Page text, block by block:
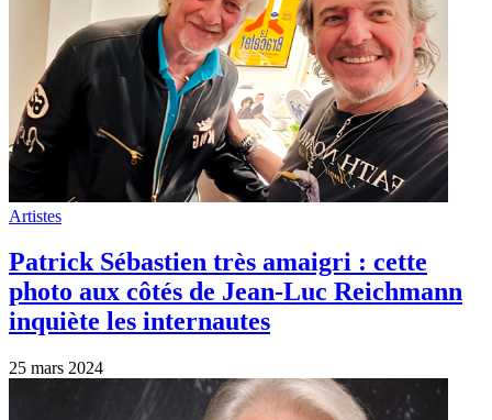
Artistes
Patrick Sébastien très amaigri : cette
photo aux côtés de Jean-Luc Reichmann
inquiète les internautes
25 mars 2024